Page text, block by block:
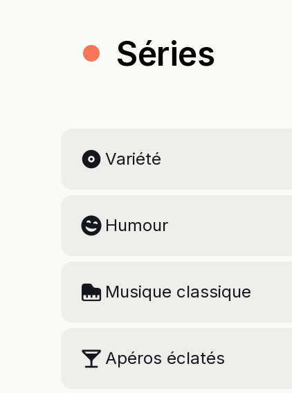
Séries
Variété
Humour
Musique classique
Apéros éclatés